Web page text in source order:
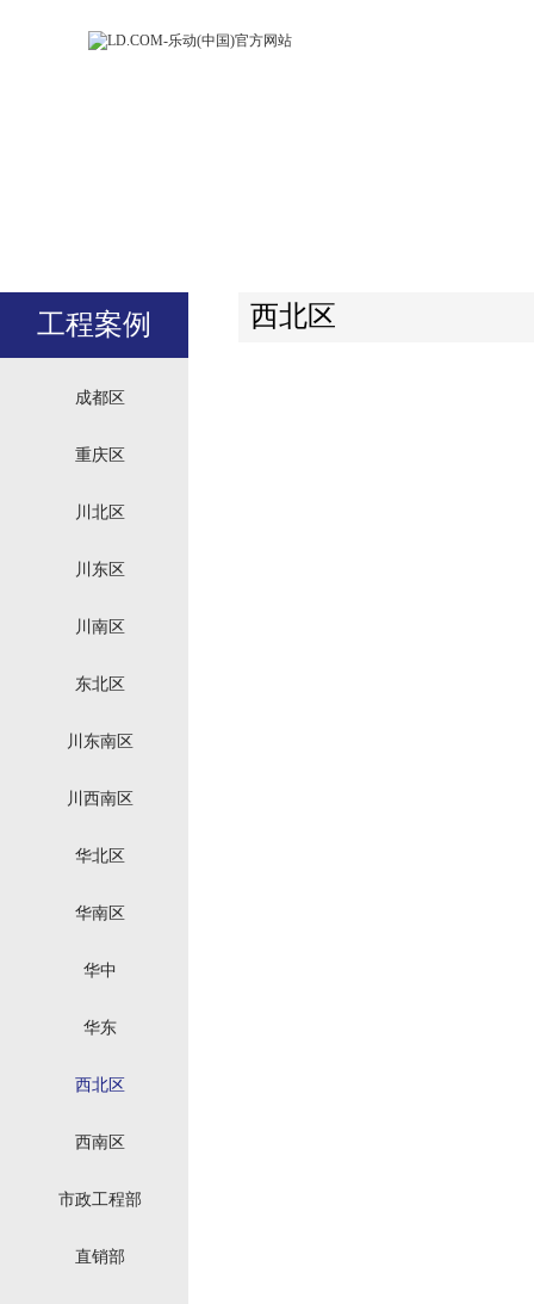
工程案例
成都区
重庆区
川北区
川东区
川南区
东北区
川东南区
川西南区
华北区
华南区
华中
华东
西北区
西南区
市政工程部
直销部
西北区